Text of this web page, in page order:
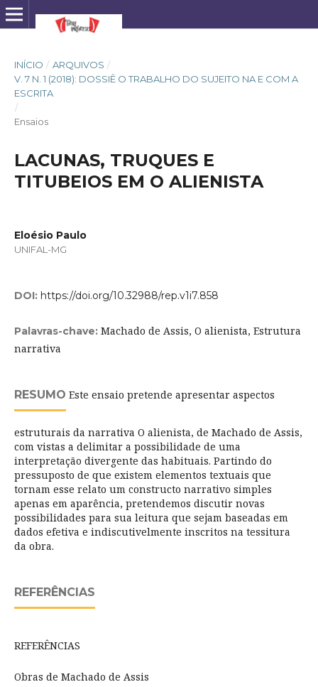
INÍCIO / ARQUIVOS /
V. 7 N. 1 (2018): DOSSIÊ O TRABALHO DO SUJEITO NA E COM A
ESCRITA
/
Ensaios
LACUNAS, TRUQUES E
TITUBEIOS EM O ALIENISTA
Eloésio Paulo
UNIFAL-MG
DOI: https://doi.org/10.32988/rep.v1i7.858
Palavras-chave: Machado de Assis, O alienista, Estrutura
narrativa
RESUMO Este ensaio pretende apresentar aspectos
estruturais da narrativa O alienista, de Machado de Assis,
com vistas a delimitar a possibilidade de uma
interpretação divergente das habituais. Partindo do
pressuposto de que existem elementos textuais que
tornam esse relato um constructo narrativo simples
apenas em aparência, pretendemos discutir novas
possibilidades para sua leitura que sejam baseadas em
dados efetiva e indiscutivelmente inscritos na tessitura
da obra.
REFERÊNCIAS
REFERÊNCIAS
Obras de Machado de Assis